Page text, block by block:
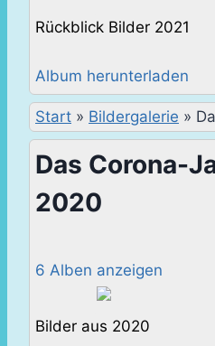
Rückblick Bilder 2021
Album herunterladen
Start » Bildergalerie »
Das Corona-
2020
6 Alben anzeigen
Bilder aus 2020